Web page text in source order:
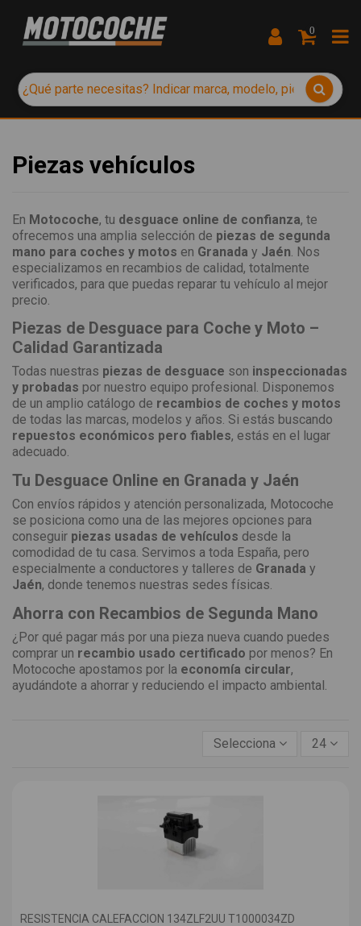
0
Piezas vehículos
En Motocoche, tu desguace online de confianza, te
ofrecemos una amplia selección de piezas de segunda
mano para coches y motos en Granada y Jaén . Nos
especializamos en recambios de calidad, totalmente
verificados, para que puedas reparar tu vehículo al mejor
precio.
Piezas de Desguace para Coche y Moto –
Calidad Garantizada
Todas nuestras piezas de desguace son inspeccionadas
y probadas por nuestro equipo profesional. Disponemos
de un amplio catálogo de recambios de coches y motos
de todas las marcas, modelos y años. Si estás buscando
repuestos económicos pero fiables, estás en el lugar
adecuado.
Tu Desguace Online en Granada y Jaén
Con envíos rápidos y atención personalizada, Motocoche
se posiciona como una de las mejores opciones para
conseguir piezas usadas de vehículos desde la
comodidad de tu casa. Servimos a toda España, pero
especialmente a conductores y talleres de Granada y
Jaén, donde tenemos nuestras sedes físicas.
Ahorra con Recambios de Segunda Mano
¿Por qué pagar más por una pieza nueva cuando puedes
comprar un recambio usado certificado por menos? En
Motocoche apostamos por la economía circular,
ayudándote a ahorrar y reduciendo el impacto ambiental.
Selecciona 24
RESISTENCIA CALEFACCION 134ZLF2UU T1000034ZD